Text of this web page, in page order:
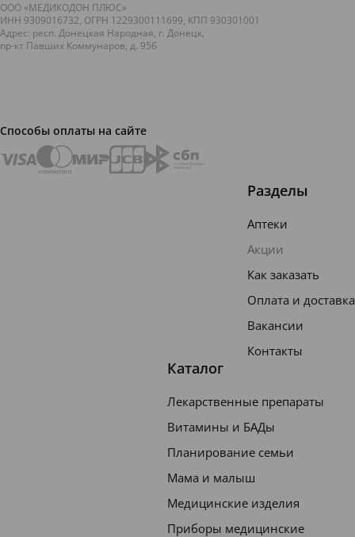
и
омега-6
у все...
ООО «МЕДИКОДОН ПЛЮС»
ИНН 9309016732, ОГРН 1229300111699, КПП 930301001
Адрес: респ. Донецкая Народная, г. Донецк,
пр-кт Павших Коммунаров, д. 95б
Способы оплаты на сайте
Разделы
Аптеки
Акции
Как заказать
Оплата и доставка
Вакансии
Контакты
Каталог
Лекарственные препараты
Витамины и БАДы
Планирование семьи
Мама и малыш
Медицинские изделия
Приборы медицинские